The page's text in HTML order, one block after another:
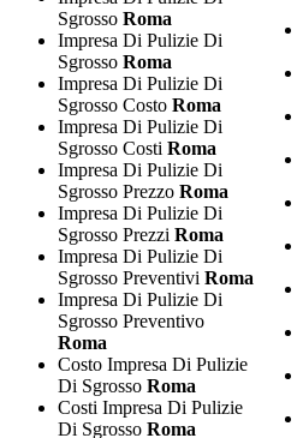
Sgrosso Roma
Impresa Di Pulizie Di
Sgrosso Roma
Impresa Di Pulizie Di
Sgrosso Costo Roma
Impresa Di Pulizie Di
Sgrosso Costi Roma
Impresa Di Pulizie Di
Sgrosso Prezzo Roma
Impresa Di Pulizie Di
Sgrosso Prezzi Roma
Impresa Di Pulizie Di
Sgrosso Preventivi Roma
Impresa Di Pulizie Di
Sgrosso Preventivo
Roma
Costo Impresa Di Pulizie
Di Sgrosso Roma
Costi Impresa Di Pulizie
Di Sgrosso Roma